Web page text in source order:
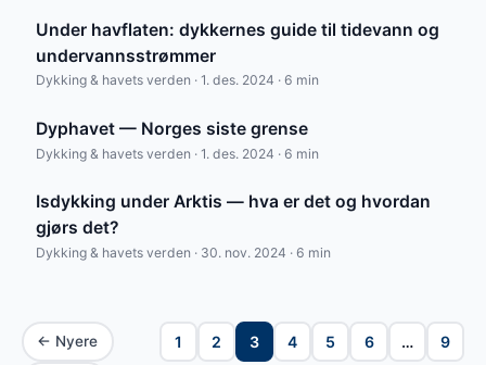
Under havflaten: dykkernes guide til tidevann og
undervannsstrømmer
Dykking & havets verden · 1. des. 2024 · 6 min
Dyphavet — Norges siste grense
Dykking & havets verden · 1. des. 2024 · 6 min
Isdykking under Arktis — hva er det og hvordan
gjørs det?
Dykking & havets verden · 30. nov. 2024 · 6 min
← Nyere 1 2 3 4 5 6 … 9